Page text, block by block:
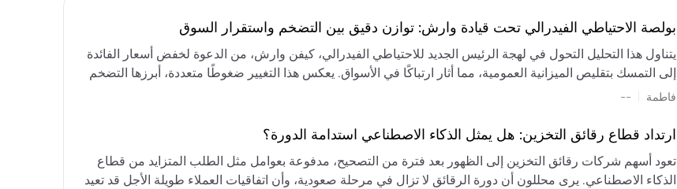
بولصة الاحتياطي الفيدرالي تحت قيادة وارش: توازن دقيق بين التضخم واستقرار السوق
يتناول هذا التحليل التحول في لهجة الرئيس الجديد للاحتياطي الفيدرالي، كيفن وارش، من الدعوة لخفض أسعار الفائدة
إلى التمسك بتقليص الميزانية العمومية، مما أثار ارتباكًا في الأسواق. يعكس هذا التغيير ضغوطًا متعددة، أبرزها التضخم
المستمر، والعجز المالي الكبير، والتوترات الجيوسياسية في الشرق الأوسط، التي تقيد خيارات خفض الفائدة أو خفض
وتجنب التدابير الاستفزازية التي قد تزعزع استقرار السوق.
فاطمة --
ارتداد قطاع رقائق التخزين: هل يمثل الذكاء الاصطناعي استدامة الدورة؟
تعود أسهم شركات رقائق التخزين إلى الظهور بعد فترة من التصحيح، مدفوعة بعوامل مثل الطلب المتزايد من قطاع
الذكاء الاصطناعي. يرى محللون أن دورة الرقائق لا تزال في مرحلة صعودية، وأن اتفاقيات العملاء طويلة الأجل قد تعيد